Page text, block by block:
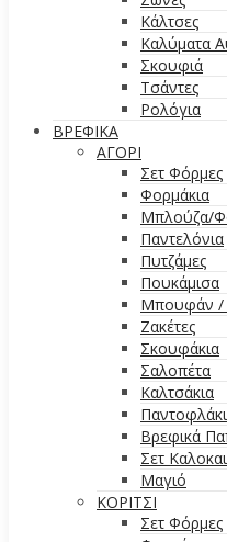
Κάλτσες
Καλύματα
Σκουφιά
Τσάντες
Ρολόγια
ΒΡΕΦΙΚΑ
ΑΓΟΡΙ
Σετ Φόρμες
Φορμάκια
Μπλούζα/
Παντελόνια
Πυτζάμες
Πουκάμισα
Μπουφάν /
Ζακέτες
Σκουφάκια
Σαλοπέτα
Καλτσάκια
Βρεφικά
Σετ
Μαγιό
ΚΟΡΙΤΣΙ
Σετ Φόρμες